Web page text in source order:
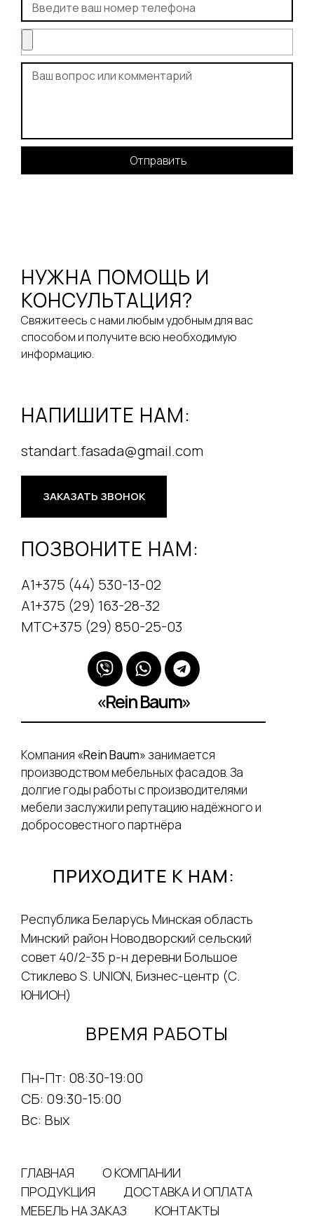
Отправить
НУЖНА ПОМОЩЬ И
КОНСУЛЬТАЦИЯ?
Свяжитеесь с нами любым удобным для вас
способом и получите всю необходимую
информацию.
НАПИШИТЕ НАМ:
standart.fasada@gmail.com
ЗАКАЗАТЬ ЗВОНОК
ПОЗВОНИТЕ НАМ:
А1+375 (44) 530-13-02
А1+375 (29) 163-28-32
МТС+375 (29) 850-25-03
«Rein Baum»
Компания «Rein Baum» занимается
производством мебельных фасадов. За
долгие годы работы с производителями
мебели заслужили репутацию надёжного и
добросовестного партнёра
ПРИХОДИТЕ К НАМ:
Республика Беларусь Минская область
Минский район Новодворский сельский
совет 40/2-35 р-н деревни Большое
Стиклево S. UNION, Бизнес-центр (С.
ЮНИОН)
ВРЕМЯ РАБОТЫ
Пн-Пт: 08:30-19:00
СБ: 09:30-15:00
Вс: Вых
ГЛАВНАЯ
О КОМПАНИИ
ПРОДУКЦИЯ
ДОСТАВКА И ОПЛАТА
МЕБЕЛЬ НА ЗАКАЗ
КОНТАКТЫ